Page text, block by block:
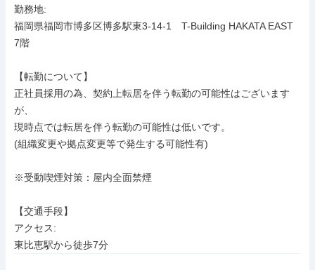
勤務地:
福岡県福岡市博多区博多駅東3-14-1　T-Building HAKATA EAST
7階
【転勤について】
正社員採用の為、契約上転居を伴う転勤の可能性はございます
が、
現時点では転居を伴う転勤の可能性は低いです。
(組織変更や拠点変更等で発生する可能性有)
※受動喫煙対策：屋内全面禁煙
【交通手段】
アクセス:
東比恵駅から徒歩7分